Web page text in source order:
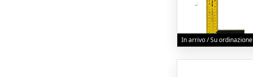
In arrivo / Su ordinazione